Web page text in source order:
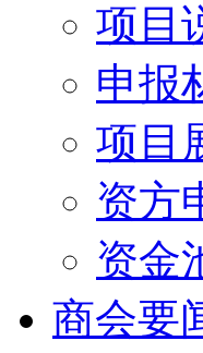
项目
申报
项目
资方
资金
商会要